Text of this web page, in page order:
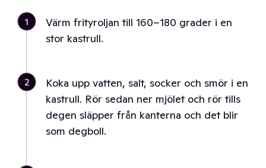
1
Värm frityroljan till 160–180 grader i en
stor kastrull.
2
Koka upp vatten, salt, socker och smör i en
kastrull. Rör sedan ner mjölet och rör tills
degen släpper från kanterna och det blir
som degboll.